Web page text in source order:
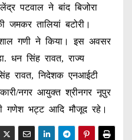
पटवाल ने बांद बिजोरा
जमकर तालियां बटोरी।
गणी ने किया। इस अवसर
धन सिंह रावत, राज्य
रावत, निदेशक एनआईटी
नगर आयुक्त श्रीनगर नूपुर
गणेश भट्ट आदि मौजूद रहे।